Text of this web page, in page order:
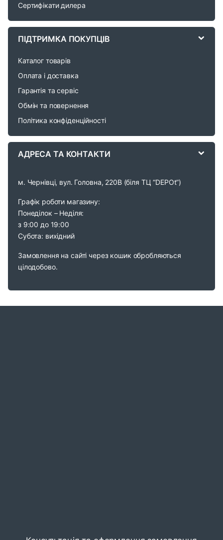
C
Сертифікати дилера
ПІДТРИМКА ПОКУПЦІВ
Каталог товарів
Оплата і доставка
Гарантія та сервіс
Обмін та повернення
Політика конфіденційності
АДРЕСА ТА КОНТАКТИ
м. Чернівці, вул. Головна, 220В (біля ТЦ “DEPOt”)
Графік роботи магазину:
Понеділок – Неділя:
з 9:00 до 19:00
Субота: вихідний
Замовлення на сайті через кошик обробляються
цілодобово.